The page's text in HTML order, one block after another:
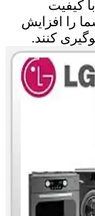
کیفیت
را افزایش
کنند.